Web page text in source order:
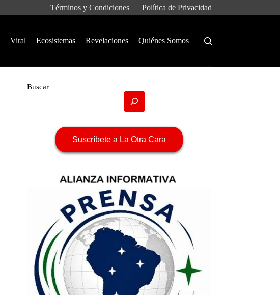
Términos y Condiciones Política de Privacidad
Viral Ecosistemas Revelaciones Quiénes Somos
Buscar
Suscríbete a La Otra Cara